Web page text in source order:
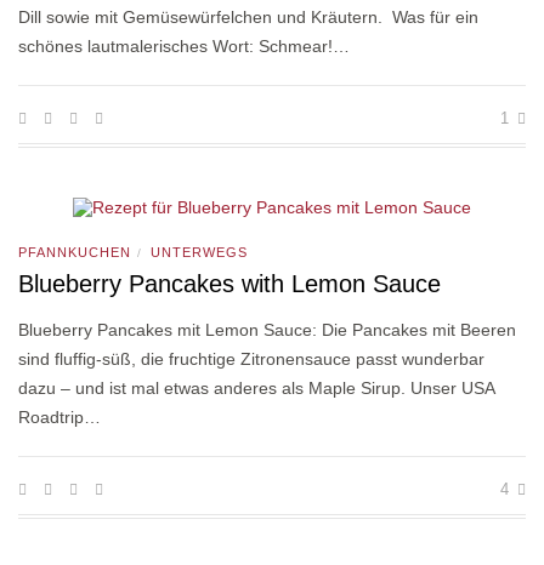
Dill sowie mit Gemüsewürfelchen und Kräutern. Was für ein
schönes lautmalerisches Wort: Schmear!…
1
PFANNKUCHEN / UNTERWEGS
Blueberry Pancakes with Lemon Sauce
Blueberry Pancakes mit Lemon Sauce: Die Pancakes mit Beeren
sind fluffig-süß, die fruchtige Zitronensauce passt wunderbar
dazu – und ist mal etwas anderes als Maple Sirup. Unser USA
Roadtrip…
4